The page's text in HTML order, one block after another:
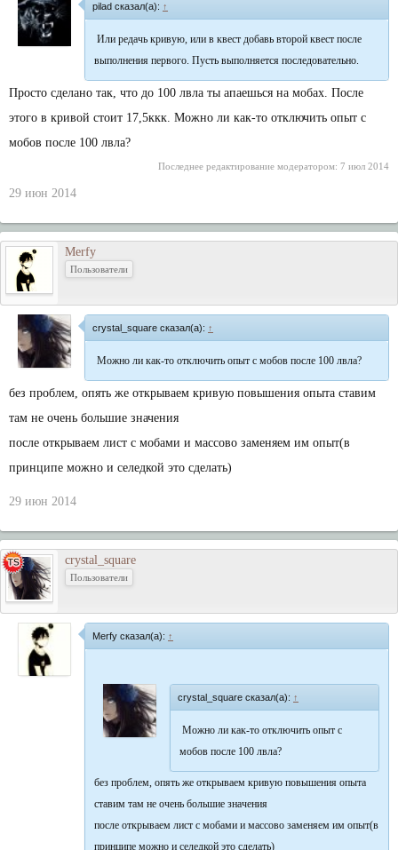
pilad сказал(а): ↑
Или редачь кривую, или в квест добавь второй квест после
выполнения первого. Пусть выполняется последовательно.
Просто сделано так, что до 100 лвла ты апаешься на мобах. После
этого в кривой стоит 17,5ккк. Можно ли как-то отключить опыт с
мобов после 100 лвла?
Последнее редактирование модератором: 7 июл 2014
29 июн 2014
Merfy
Пользователи
crystal_square сказал(а): ↑
Можно ли как-то отключить опыт с мобов после 100 лвла?
без проблем, опять же открываем кривую повышения опыта ставим
там не очень большие значения
после открываем лист с мобами и массово заменяем им опыт(в
принципе можно и селедкой это сделать)
29 июн 2014
crystal_square
Пользователи
Merfy сказал(а): ↑
crystal_square сказал(а): ↑
Можно ли как-то отключить опыт с
мобов после 100 лвла?
без проблем, опять же открываем кривую повышения опыта
ставим там не очень большие значения
после открываем лист с мобами и массово заменяем им опыт(в
принципе можно и селедкой это сделать)